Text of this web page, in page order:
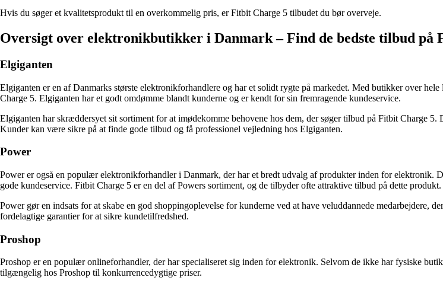
Hvis du søger et kvalitetsprodukt til en overkommelig pris, er Fitbit Charge 5 tilbudet du bør overveje.
Oversigt over elektronikbutikker i Danmark – Find de bedste tilbud på
Elgiganten
Elgiganten er en af Danmarks største elektronikforhandlere og har et solidt rygte på markedet. Med butikker over
Charge 5. Elgiganten har et godt omdømme blandt kunderne og er kendt for sin fremragende kundeservice.
Elgiganten har skræddersyet sit sortiment for at imødekomme behovene hos dem, der søger tilbud på Fitbit Charge
Kunder kan være sikre på at finde gode tilbud og få professionel vejledning hos Elgiganten.
Power
Power er også en populær elektronikforhandler i Danmark, der har et bredt udvalg af produkter inden for elektronik.
gode kundeservice. Fitbit Charge 5 er en del af Powers sortiment, og de tilbyder ofte attraktive tilbud på dette produkt.
Power gør en indsats for at skabe en god shoppingoplevelse for kunderne ved at have veluddannede medarbejdere,
fordelagtige garantier for at sikre kundetilfredshed.
Proshop
Proshop er en populær onlineforhandler, der har specialiseret sig inden for elektronik. Selvom de ikke har fysiske
tilgængelig hos Proshop til konkurrencedygtige priser.